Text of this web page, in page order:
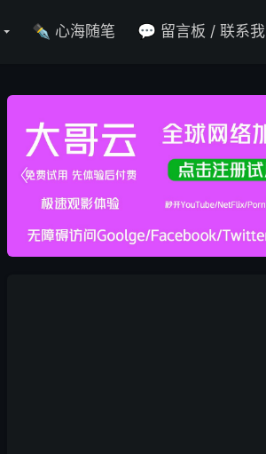
✒️ 心海随笔 💬 留言板 / 联系我
